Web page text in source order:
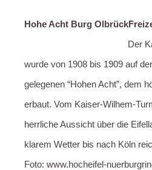
Hohe Acht Burg Olbrück
Der
wurde von 1908 bis 1909 auf
gelegenen “Hohen Acht”, dem
erbaut. Vom Kaiser-Wilhem-
herrliche Aussicht über die
klarem Wetter bis nach Köln
Foto: www.hocheifel-